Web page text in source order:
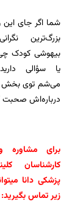
شما اگر جای این
بزرگ‌ترین
بیهوشی کودک
یا سؤالی
می‌شم توی بخش
درباره‌اش صحبت
برای مشاوره
کارشناسان
پزشکی دانا
زیر تماس بگیرید: